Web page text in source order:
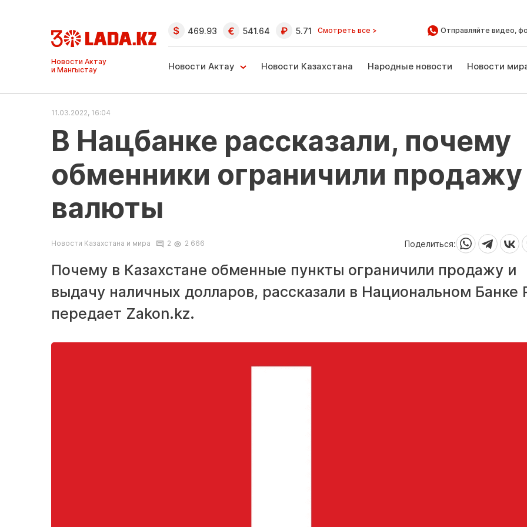
Ақтау және
Манғыстау
жаңалықтары
469.93 541.64 5.71 Смотреть все > Отправляйте видео,
Новости Актау Новости Казахстана Народные новости Новости
11.03.2022, 16:04
В Нацбанке рассказали, почему
обменники ограничили продажу
валюты
Новости Казахстана и мира 2 2 666 Поделиться:
Почему в Казахстане обменные пункты ограничили продажу и
выдачу наличных долларов, рассказали в Национальном Банке
передает Zakon.kz.